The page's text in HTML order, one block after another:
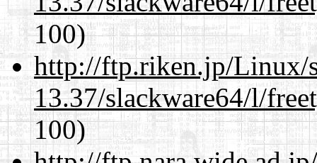
100)
http://ftp.riken.jp/Linux/
13.37/slackware64/l/
100)